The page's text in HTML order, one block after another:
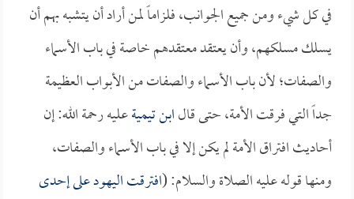
في كل شيء ومن جميع الجوانب، فلزاماً لمن أراد أن يتشبه بهم أن
يسلك مسلكهم، وأن يعتقد معتقدهم خاصة في باب الأسماء
والصفات؛ لأن باب الأسماء والصفات من الأبواب العظيمة
جداً التي فرقت الأمة، حتى قالابن تيميةعليه رحمة الله: إن
أحاديث افتراق الأمة لم يكن إلا في باب الأسماء والصفات،
ومنها قوله عليه الصلاة والسلام: (افترقت اليهود على إحدى